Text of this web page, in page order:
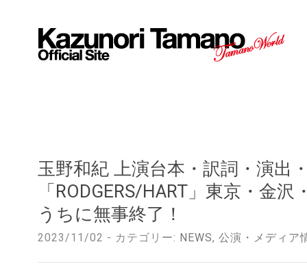
玉野和紀 上演台本・訳詞・演出
「RODGERS/HART」東京・金
うちに無事終了！
2023/11/02 - カテゴリー: NEWS, 公演・メディア